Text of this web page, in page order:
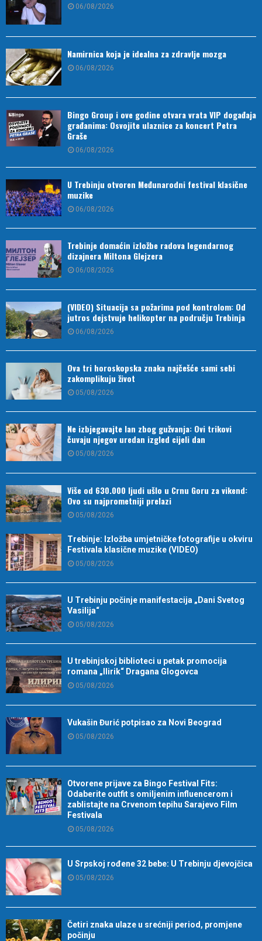
06/08/2026
Namirnica koja je idealna za zdravlje mozga
06/08/2026
Bingo Group i ove godine otvara vrata VIP događaja
građanima: Osvojite ulaznice za koncert Petra
Graše
06/08/2026
U Trebinju otvoren Međunarodni festival klasične
muzike
06/08/2026
Trebinje domaćin izložbe radova legendarnog
dizajnera Miltona Glejzera
06/08/2026
(VIDEO) Situacija sa požarima pod kontrolom: Od
jutros dejstvuje helikopter na području Trebinja
06/08/2026
Ova tri horoskopska znaka najčešće sami sebi
zakomplikuju život
05/08/2026
Ne izbjegavajte lan zbog gužvanja: Ovi trikovi
čuvaju njegov uredan izgled cijeli dan
05/08/2026
Više od 630.000 ljudi ušlo u Crnu Goru za vikend:
Ovo su najprometniji prelazi
05/08/2026
Trebinje: Izložba umjetničke fotografije u okviru
Festivala klasične muzike (VIDEO)
05/08/2026
U Trebinju počinje manifestacija „Dani Svetog
Vasilija“
05/08/2026
U trebinjskoj biblioteci u petak promocija
romana „Ilirik“ Dragana Glogovca
05/08/2026
Vukašin Đurić potpisao za Novi Beograd
05/08/2026
Otvorene prijave za Bingo Festival Fits:
Odaberite outfit s omiljenim influencerom i
zablistajte na Crvenom tepihu Sarajevo Film
Festivala
05/08/2026
U Srpskoj rođene 32 bebe: U Trebinju djevojčica
05/08/2026
Četiri znaka ulaze u srećniji period, promjene
počinju